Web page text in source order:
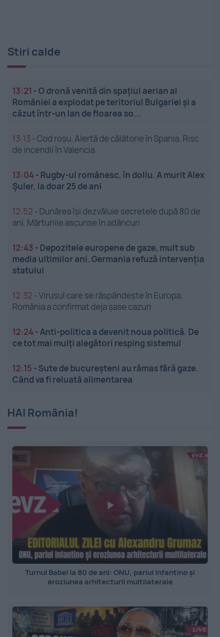
Stiri calde
13:21 -O dronă venită din spațiul aerian al
României a explodat pe teritoriul Bulgariei și a
căzut într-un lan de floarea so...
13:13 -Cod roșu. Alertă de călătorie în Spania. Risc
de incendii în Valencia
13:04- Rugby-ul românesc, în doliu. A murit Alex
Șuler, la doar 25 de ani
12:52 - Dunărea își dezvăluie secretele după 80 de
ani. Mărturiile ascunse în adâncuri
12:43 - Depozitele europene de gaze, mult sub
media ultimilor ani. Germania refuză intervenția
statului
12:32 -Virusul care se răspândește în Europa.
România a confirmat deja șase cazuri
12:24-Anti-politica a devenit noua politică. De
ce tot mai mulți alegători resping sistemul
12:15 - Sute de bucureșteni au rămas fără gaze.
Când va fi reluată alimentarea
HAI România!
Turnul Babel la 80 de ani: ONU, pariul Infantino și
eroziunea arhitecturii multilaterale